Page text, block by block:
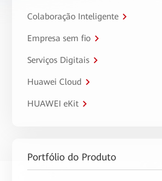
Colaboração Inteligente
Empresa sem fio
Serviços Digitais
Huawei Cloud
HUAWEI eKit
Portfólio do Produto